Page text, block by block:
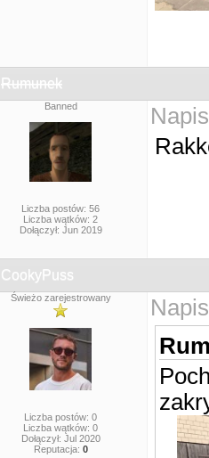
Rumunek
Banned
Liczba postów: 56
Liczba wątków: 2
Dołączył: Jun 2019
CookyPuss
Świeżo zarejestrowany
Liczba postów: 0
Liczba wątków: 0
Dołączył: Jul 2020
Reputacja: 0